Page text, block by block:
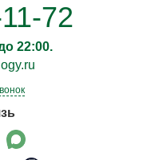
72
22:00.